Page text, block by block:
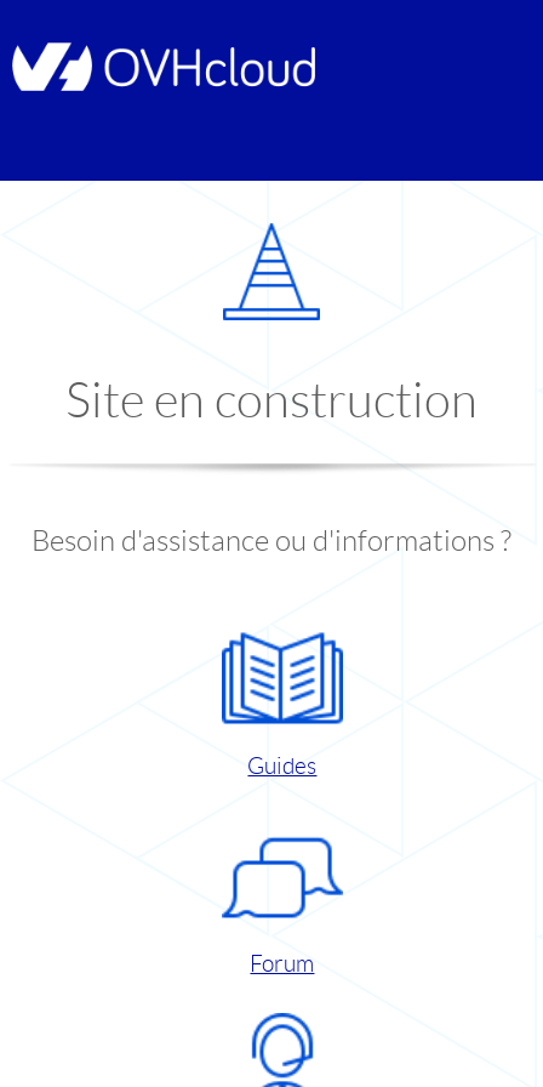
Site en construction
Besoin d'assistance ou d'informations ?
Guides
Forum